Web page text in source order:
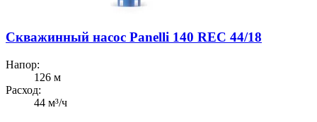
Скважинный насос Panelli 140 REC 44/18
Напор:
126 м
Расход:
44 м³/ч